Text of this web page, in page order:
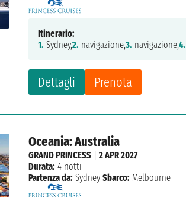
Dettagli Prenota
Itinerario:
1. Sydney,2. navigazione,3. navigazione,4.
Oceania: Australia
GRAND PRINCESS |2 APR 2027
Durata: 4 notti
Partenza da: Sydney Sbarco: Melbourne